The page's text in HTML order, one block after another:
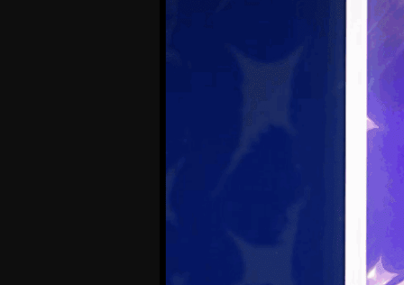
Offres
Central House